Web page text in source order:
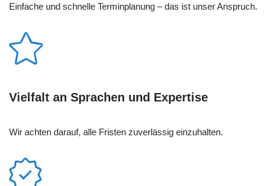
Einfache und schnelle Terminplanung – das ist unser Anspruch.
Vielfalt an Sprachen und Expertise
Wir achten darauf, alle Fristen zuverlässig einzuhalten.